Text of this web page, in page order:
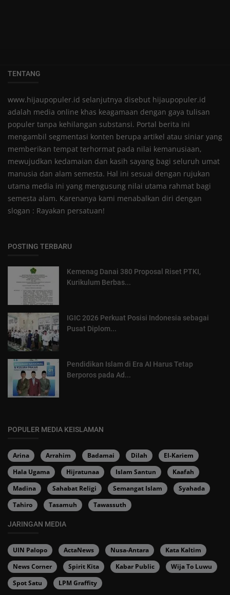
TENTANG
www.hijaupopuler.id selanjutnya disebut hijaupopuler.id
adalah media online khas keagamaan dengan gaya tulisan
populer tanpa kehilangan substansi. Portal berita ini
mengambil segmentasi konten berupa artikel atau siniar yang
memberikan tempat terhormat pada nilai kemanusiaan,
mewujudkan kedamaian dan kasih sayang bagi seluruh umat
manusia dan alam semesta. Hal ini sesuai dengan rujukan
utama media ini yang mengusung nilai utama rahmat bagi
semesta alam. Karenanya kami menabalkan diri dengan
slogan : Rayakan persatuan!
POSTING TERBARU
Kemenag Danai 380 Proposal Riset PTKI,
Kurikulum Berbas...
IGIC 2026 Perkuat Posisi Indonesia sebagai
Pusat Diplom...
Pendidikan Islam di Era AI Harus Tetap
Berporos pada Ad...
POPULER MEDIA KEISLAMAN
Arina Arrahim Badamai Dilah
El-Kariem
Hala Ugama
Hijratunaa Islam Santun
Kaafah
Madina
Sahabat Religi Semangat Islam
Syahada
Tahiro
Tasamuh Tawassuth
JARINGAN MEDIA
UIN Palopo ActaNews Nusa-Antara
Kata Kaltim
News Corner
Spirit Kita Kabar Public
Wija To Luwu
Spot Satu
LPM Graffity